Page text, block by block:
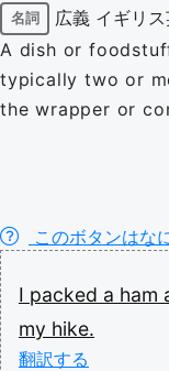
名詞 広義 イギリ
A dish or
typically two or
the wrapper or
このボタンはな
I packed a ham
my hike.
翻訳する